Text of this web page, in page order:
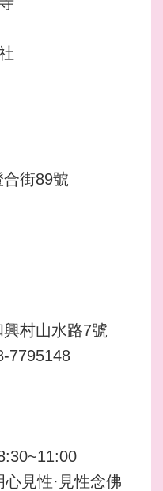
街89號
村山水路7號
7795148
見性·見性念佛